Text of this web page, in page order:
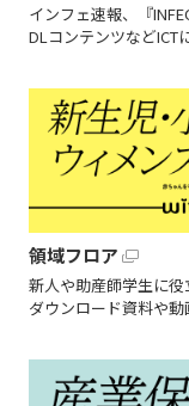
インフェ速報、『
DLコンテンツなどICT
領域フロア
新人や助産師学生に役
ダウンロード資料や